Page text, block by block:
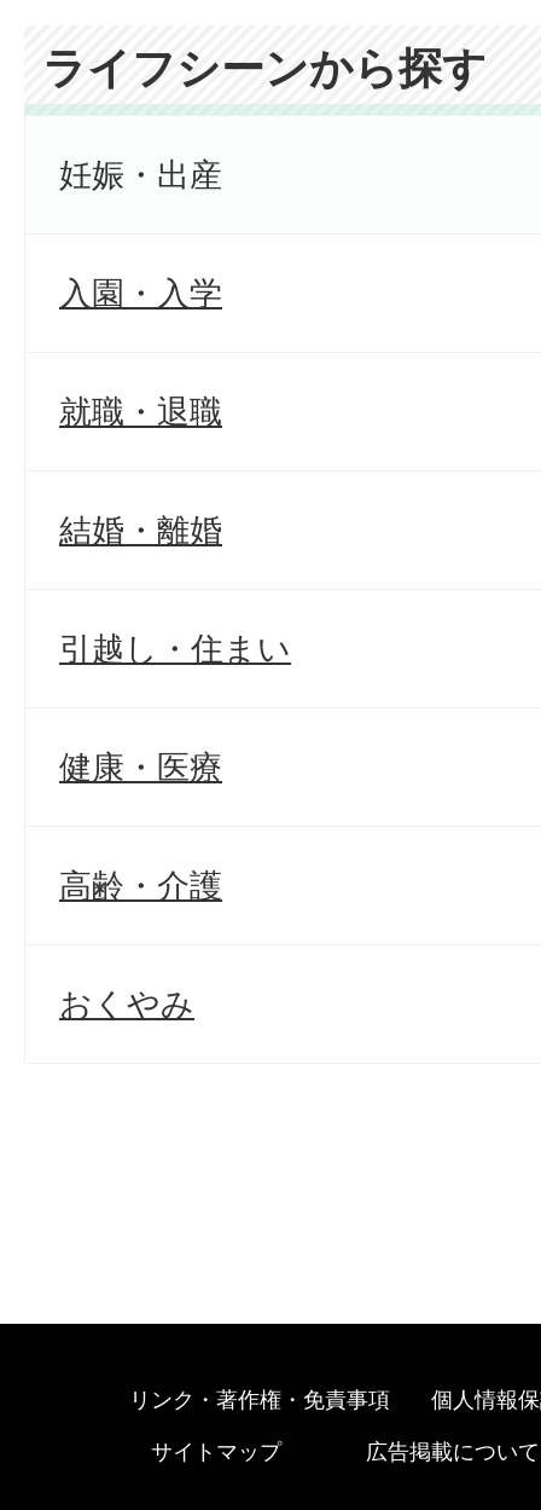
ライフシーンから探す
妊娠・出産
入園・入学
就職・退職
結婚・離婚
引越し・住まい
健康・医療
高齢・介護
おくやみ
リンク・著作権・免責事項 個人情報
サイトマップ 広告掲載について